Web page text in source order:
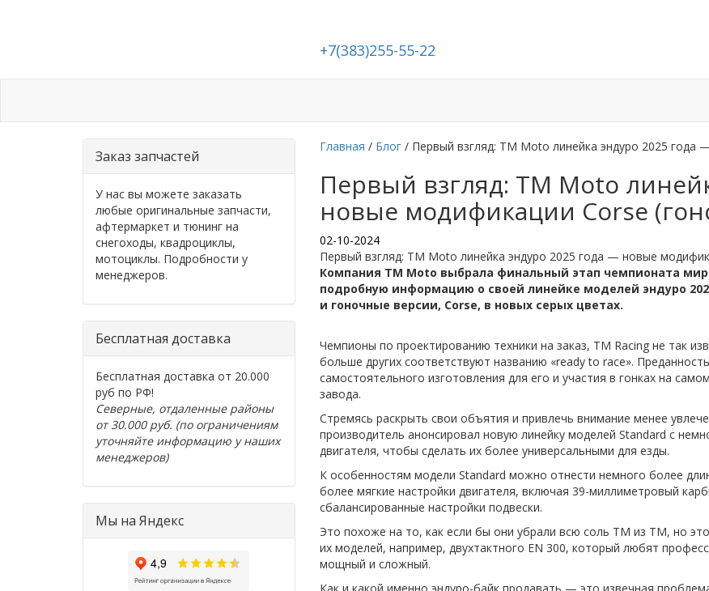
+7(383)255-55-22
Заказ запчастей
У нас вы можете заказать
любые оригинальные запчасти,
афтермаркет и тюнинг на
снегоходы, квадроциклы,
мотоциклы. Подробности у
менеджеров.
Бесплатная доставка
Бесплатная доставка от 20.000
руб по РФ!
Северные, отдаленные районы
от 30.000 руб. (по ограничениям
уточняйте информацию у наших
менеджеров)
Мы на Яндекс
Главная / Блог/ Первый взгляд: TM Moto линейка эндуро 2025 года
Первый взгляд: TM Moto
новые модификации Corse
02-10-2024
Первый взгляд: TM Moto линейка эндуро 2025 года — новые
Компания TM Moto выбрала финальный этап чемпионата
подробную информацию о своей линейке моделей эндуро
и гоночные версии, Corse, в новых серых цветах.
Чемпионы по проектированию техники на заказ, TM Racing не так
больше других соответствуют названию «ready to race».
самостоятельного изготовления для его и участия в гонках на
завода.
Стремясь раскрыть свои объятия и привлечь внимание менее
производитель анонсировал новую линейку моделей Standard с
двигателя, чтобы сделать их более универсальными для езды.
К особенностям модели Standard можно отнести немного более
более мягкие настройки двигателя, включая 39-миллиметровый
сбалансированные настройки подвески.
Это похоже на то, как если бы они убрали всю соль ТМ из ТМ, но
их моделей, например, двухтактного EN 300, который любят
мощный и сложный.